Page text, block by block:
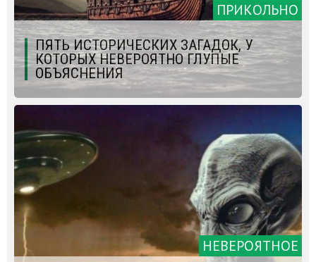
ПРИКОЛЬНО
ПЯТЬ ИСТОРИЧЕСКИХ ЗАГАДОК, У
КОТОРЫХ НЕВЕРОЯТНО ГЛУПЫЕ
ОБЪЯСНЕНИЯ
НЕВЕРОЯТНОЕ